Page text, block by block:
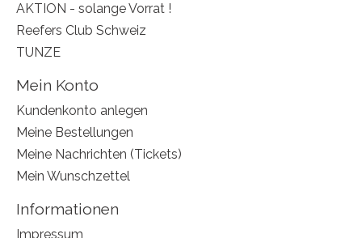
AKTION - solange Vorrat !
Reefers Club Schweiz
TUNZE
Mein Konto
Kundenkonto anlegen
Meine Bestellungen
Meine Nachrichten (Tickets)
Mein Wunschzettel
Informationen
Impressum